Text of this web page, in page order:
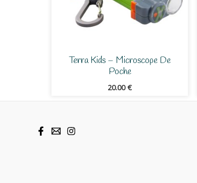
Terra Kids – Microscope De
Poche
20.00€